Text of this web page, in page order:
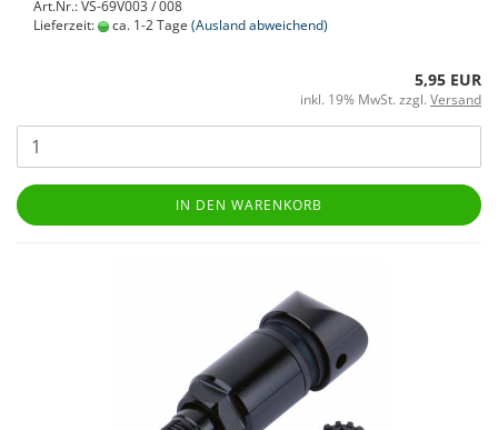
Art.Nr.: VS-69V003 / 008
Lieferzeit:
ca. 1-2 Tage (Ausland abweichend)
5,95 EUR
inkl. 19% MwSt. zzgl. Versand
IN DEN WARENKORB